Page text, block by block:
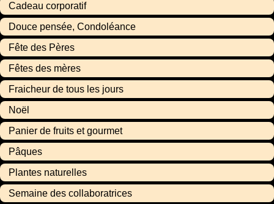
Cadeau corporatif
Douce pensée, Condoléance
Fête des Pères
Fêtes des mères
Fraicheur de tous les jours
Noël
Panier de fruits et gourmet
Pâques
Plantes naturelles
Semaine des collaboratrices